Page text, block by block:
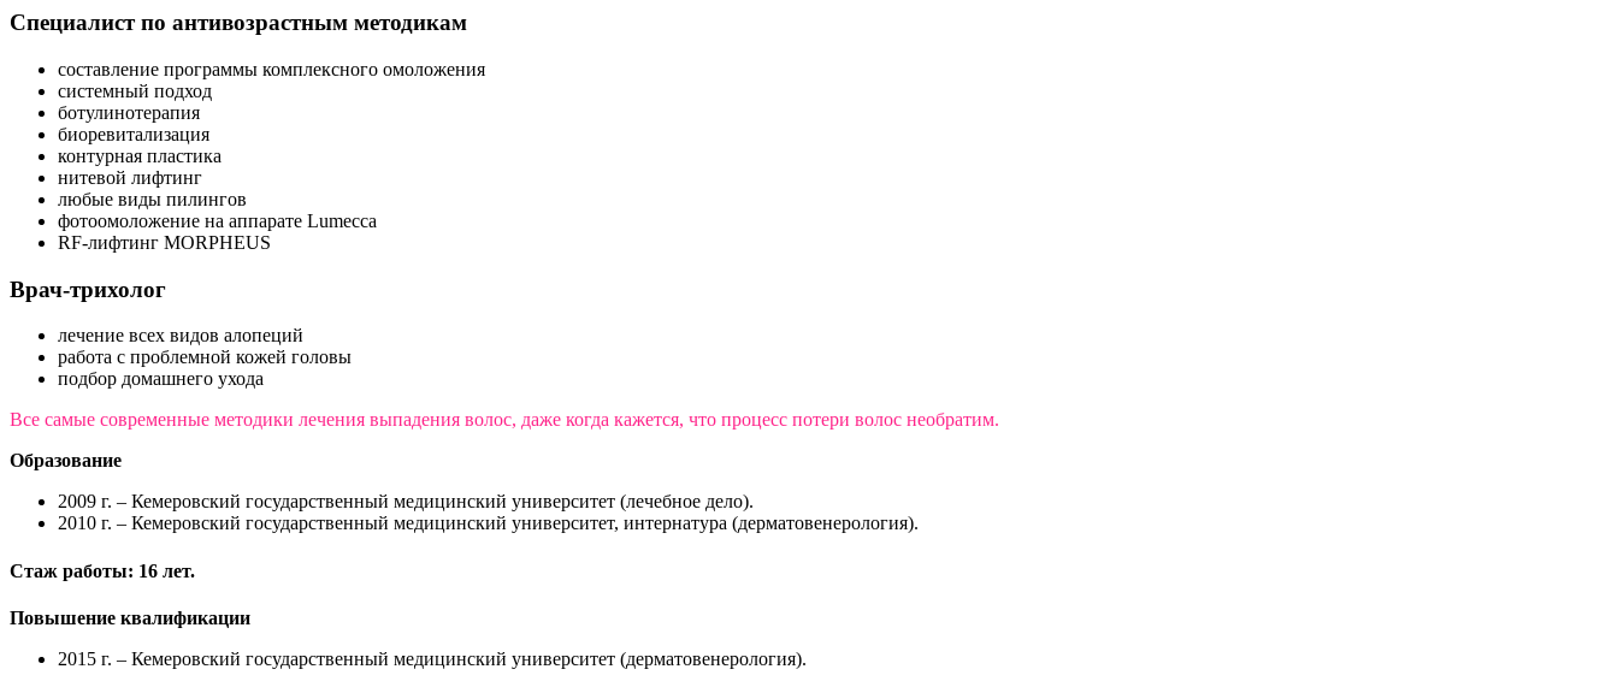
Специалист по антивозрастным методикам
составление программы комплексного омоложения
системный подход
ботулинотерапия
биоревитализация
контурная пластика
нитевой лифтинг
любые виды пилингов
фотоомоложение на аппарате Lumecca
RF-лифтинг MORPHEUS
Врач-трихолог
лечение всех видов алопеций
работа с проблемной кожей головы
подбор домашнего ухода
Все самые современные методики лечения выпадения волос, даже когда кажется, что процесс потери волос необратим.
Образование
2009 г. – Кемеровский государственный медицинский университет (лечебное дело).
2010 г. – Кемеровский государственный медицинский университет, интернатура (дерматовенерология).
Стаж работы: 16 лет.
Повышение квалификации
2015 г. – Кемеровский государственный медицинский университет (дерматовенерология).